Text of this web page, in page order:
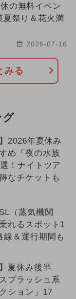
の無料イベン
夏祭り＆花火満
2026-07-16
みる
グ
2026年夏休み
め「夜の水族
！ナイトツア
なチケットも
（蒸気機関
れるスポット1
＆運行期間も
夏休み後半
プラッシュ系
ション」17